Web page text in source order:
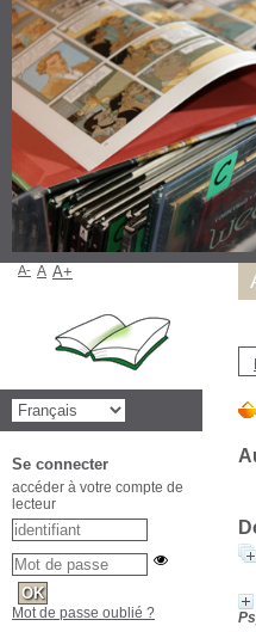
A- A A+
Se connecter
accéder à votre compte de
lecteur
Mot de passe oublié ?